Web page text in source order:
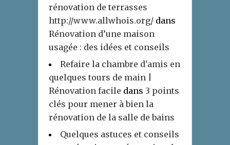
rénovation de terrasses
http://www.allwhois.org/ dans
Rénovation d’une maison
usagée : des idées et conseils
Refaire la chambre d'amis en
quelques tours de main |
Rénovation facile dans 3 points
clés pour mener à bien la
rénovation de la salle de bains
Quelques astuces et conseils